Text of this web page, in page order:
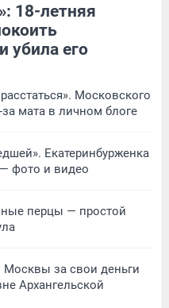
18-летняя
убила его
Московского
мата в личном блоге
Екатеринбурженка
фото и видео
перцы — простой
Москвы за свои деньги
Архангельской